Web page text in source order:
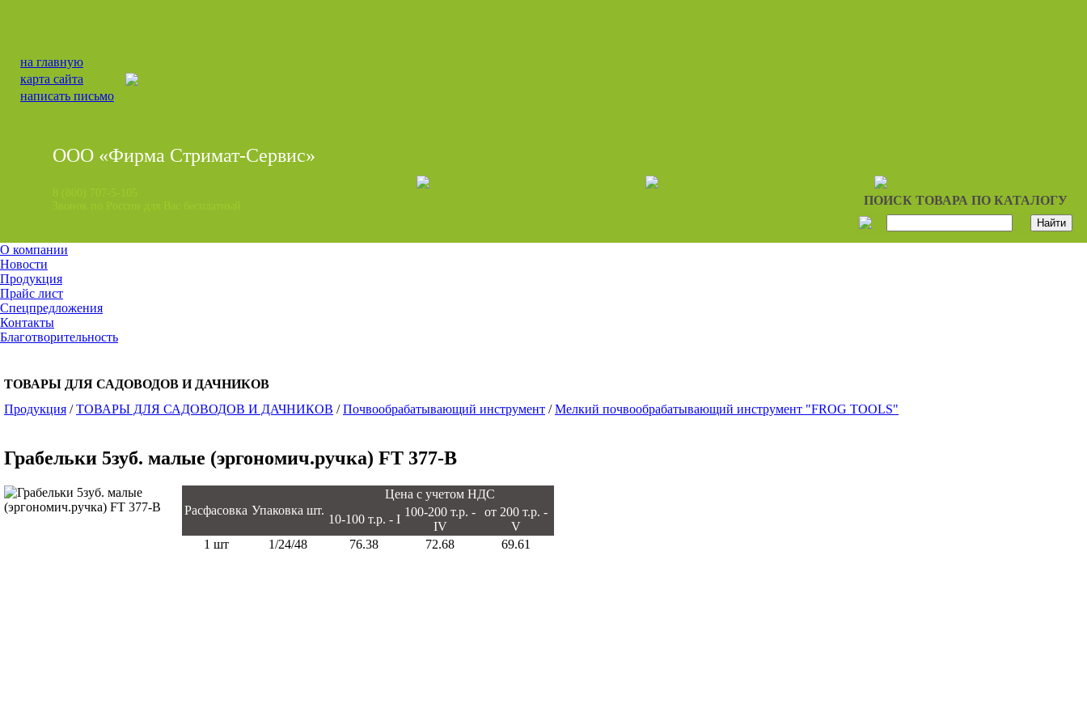
на главную
карта сайта
написать письмо
ООО «Фирма Стримат-Сервис»
ПОИСК ТОВАРА ПО КАТАЛОГУ
О компании
Новости
Продукция
Прайс лист
Спецпредложения
Контакты
Благотворительность
ТОВАРЫ ДЛЯ САДОВОДОВ И ДАЧНИКОВ
Продукция /ТОВАРЫ ДЛЯ САДОВОДОВ И ДАЧНИКОВ /Почвообрабатывающий инструмент /Мелкий почвообрабатывающий инструмент "FROG TOOLS"
Грабельки 5зуб. малые (эргономич.ручка) FT 377-B
Расфасовка Упаковка шт.
Цена с учетом НДС
10-100 т.р. - I
100-200 т.р. -
IV
от 200 т.р. -
V
1 шт
1/24/48 76.38 72.68 69.61